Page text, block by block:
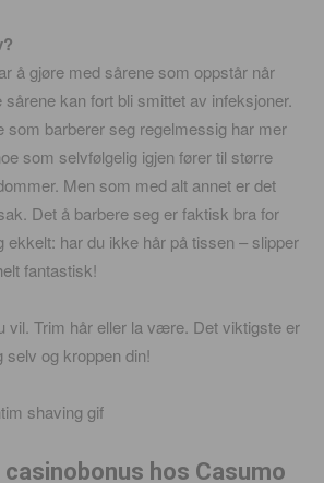
å gjøre med sårene som oppstår når
kan fort bli smittet av infeksjoner.
som barberer seg regelmessig har mer
som selvfølgelig igjen fører til større
Men som med alt annet er det
Det å barbere seg er faktisk bra for
ekkelt: har du ikke hår på tissen – slipper
fantastisk!
vil. Trim hår eller la være. Det viktigste er
selv og kroppen din!
hos Casumo